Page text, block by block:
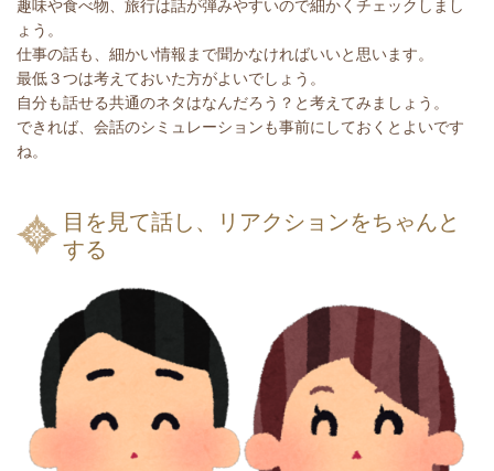
趣味や食べ物、旅行は話が弾みやすいので細かくチェックしまし
ょう。
仕事の話も、細かい情報まで聞かなければいいと思います。
最低３つは考えておいた方がよいでしょう。
自分も話せる共通のネタはなんだろう？と考えてみましょう。
できれば、会話のシミュレーションも事前にしておくとよいです
ね。
目を見て話し、リアクションをちゃんと
する